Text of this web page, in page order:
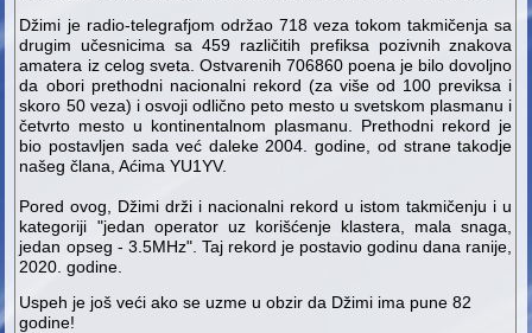
Džimi je radio-telegrafjom održao 718 veza tokom takmičenja sa
drugim učesnicima sa 459 različitih prefiksa pozivnih znakova
amatera iz celog sveta. Ostvarenih 706860 poena je bilo dovoljno
da obori prethodni nacionalni rekord (za više od 100 previksa i
skoro 50 veza) i osvoji odlično peto mesto u svetskom plasmanu i
četvrto mesto u kontinentalnom plasmanu. Prethodni rekord je
bio postavljen sada već daleke 2004. godine, od strane takodje
našeg člana, Aćima YU1YV.
Pored ovog, Džimi drži i nacionalni rekord u istom takmičenju i u
kategoriji "jedan operator uz korišćenje klastera, mala snaga,
jedan opseg - 3.5MHz". Taj rekord je postavio godinu dana ranije,
2020. godine.
Uspeh je još veći ako se uzme u obzir da Džimi ima pune 82
godine!